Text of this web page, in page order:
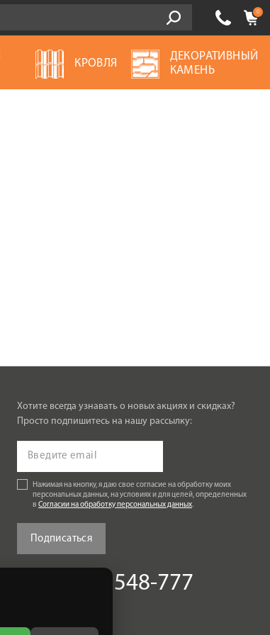
0
КРОВЛЯ
ДЕКОРАТИВНЫЙ
КАМЕНЬ
Хотите всегда узнавать о новых акциях и скидках?
Просто подпишитесь на нашу рассылку:
Нажимая на кнопку, я даю свое согласие на обработку моих
персональных данных, на условиях и для целей, определенных
в Согласии на обработку персональных данных.
Подписаться
+7 (4812) 548-777